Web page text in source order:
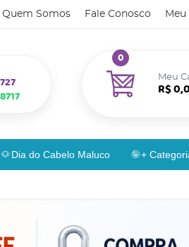
Quem Somos Fale Conosco Meu
Meu
0
R$
Dia do Cabelo Maluco +